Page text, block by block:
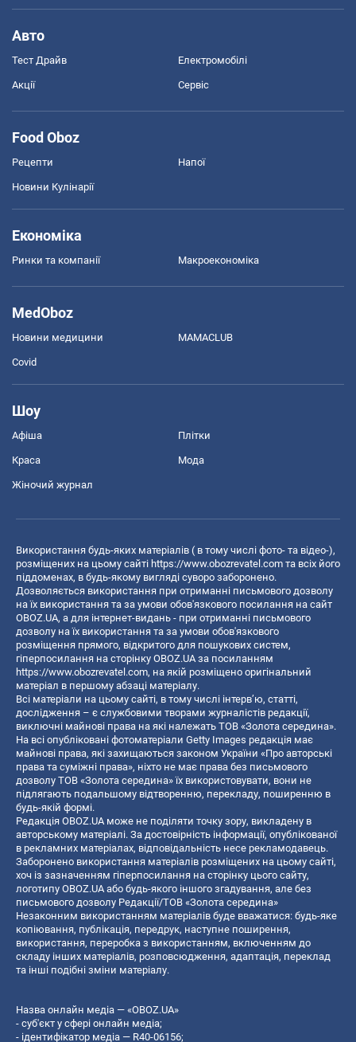
Авто
Тест Драйв Електромобілі
Акції Сервіс
Food Oboz
Рецепти Напої
Новини Кулінарії
Економіка
Ринки та компанії Макроекономіка
MedOboz
Новини медицини MAMACLUB
Covid
Шоу
Афіша Плітки
Краса Мода
Жіночий журнал
Використання будь-яких матеріалів ( в тому числі фото- та відео-),
розміщених на цьому сайті https://www.obozrevatel.com та всіх його
піддоменах, в будь-якому вигляді суворо заборонено.
Дозволяється використання при отриманні письмового дозволу
на їх використання та за умови обов'язкового посилання на сайт
OBOZ.UA, а для інтернет-видань - при отриманні письмового
дозволу на їх використання та за умови обов'язкового
розміщення прямого, відкритого для пошукових систем,
гіперпосилання на сторінку OBOZ.UA за посиланням
https://www.obozrevatel.com, на якій розміщено оригінальний
матеріал в першому абзаці матеріалу.
Всі матеріали на цьому сайті, в тому числі інтерв’ю, статті,
дослідження – є службовими творами журналістів редакції,
виключні майнові права на які належать ТОВ «Золота середина».
На всі опубліковані фотоматеріали Getty Images редакція має
майнові права, які захищаються законом України «Про авторські
права та суміжні права», ніхто не має права без письмового
дозволу ТОВ «Золота середина» їх використовувати, вони не
підлягають подальшому відтворенню, перекладу, поширенню в
будь-якій формі.
Редакція OBOZ.UA може не поділяти точку зору, викладену в
авторському матеріалі. За достовірність інформації, опублікованої
в рекламних матеріалах, відповідальність несе рекламодавець.
Заборонено використання матеріалів розміщених на цьому сайті,
хоч із зазначенням гіперпосилання на сторінку цього сайту,
логотипу OBOZ.UA або будь-якого іншого згадування, але без
письмового дозволу Редакції/ТОВ «Золота середина»
Незаконним використанням матеріалів буде вважатися: будь-яке
копiювання, публiкацiя, передрук, наступне поширення,
використання, переробка з використанням, включенням до
складу інших матеріалів, розповсюдження, адаптація, переклад
та інші подібні зміни матеріалу.
Назва онлайн медіа — «OBOZ.UA»
- суб'єкт у сфері онлайн медіа;
- ідентифікатор медіа — R40-06156;